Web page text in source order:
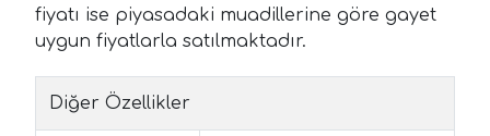
fiyatı ise piyasadaki muadillerine göre gayet
uygun fiyatlarla satılmaktadır.
Diğer Özellikler